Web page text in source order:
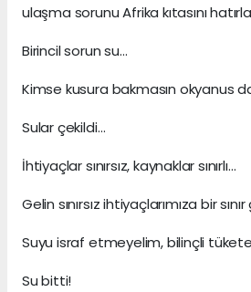
ulaşma sorunu Afrika kıtasını
Birincil sorun su…
Kimse kusura bakmasın okyanus
Sular çekildi…
İhtiyaçlar sınırsız, kaynaklar sınırlı…
Gelin sınırsız ihtiyaçlarımıza bir
Suyu israf etmeyelim, bilinçli
Su bitti!